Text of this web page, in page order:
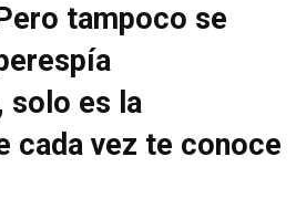
tampoco se
solo es la
cada vez te conoce